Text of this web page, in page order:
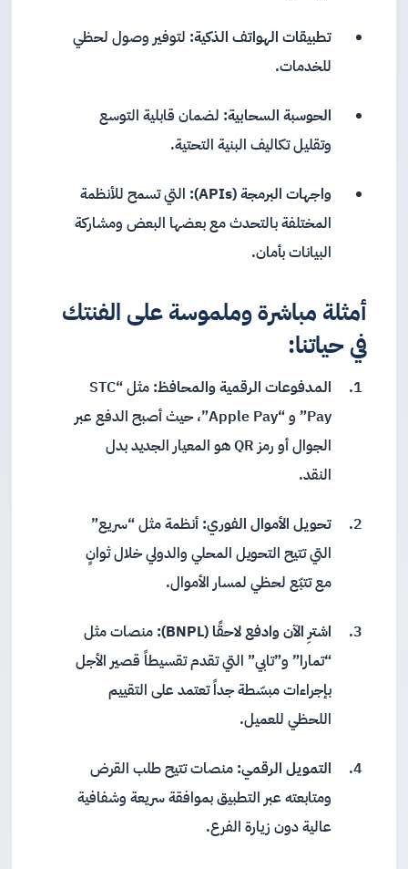
تطبيقات الهواتف الذكية: لتوفير وصول لحظي
للخدمات.
الحوسبة السحابية: لضمان قابلية التوسع
وتقليل تكاليف البنية التحتية.
واجهات البرمجة (APIs):
التي تسمح للأنظمة
المختلفة بالتحدث مع بعضها البعض ومشاركة
البيانات بأمان.
أمثلة مباشرة وملموسة على الفنتك
في حياتنا:
المدفوعات الرقمية والمحافظ:
مثل “STC
Pay” و “Apple Pay”، حيث أصبح الدفع عبر
الجوال أو رمز QR هو المعيار الجديد بدل
النقد.
تحويل الأموال الفوري: أنظمة مثل “سريع”
التي تتيح التحويل المحلي والدولي خلال ثوانٍ
مع تتبّع لحظي لمسار الأموال.
اشترِ الآن وادفع لاحقًا (BNPL):
منصات مثل
“تمارا” و”تابي” التي تقدم تقسيطاً قصير الأجل
بإجراءات مبسّطة جداً تعتمد على التقييم
اللحظي للعميل.
التمويل الرقمي: منصات تتيح طلب القرض
ومتابعته عبر التطبيق بموافقة سريعة وشفافية
عالية دون زيارة الفرع.